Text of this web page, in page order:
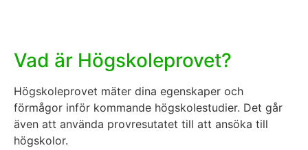
Vad är Högskoleprovet?
Högskoleprovet mäter dina egenskaper och
förmågor inför kommande högskolestudier. Det går
även att använda provresutatet till att ansöka till
högskolor.